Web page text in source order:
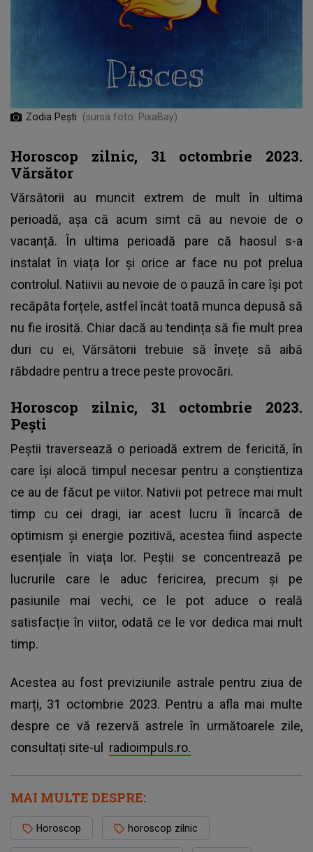
Zodia Pești (sursa foto: PixaBay)
Horoscop zilnic, 31 octombrie 2023.
Vărsător
Vărsătorii au muncit extrem de mult în ultima
perioadă, așa că acum simt că au nevoie de o
vacanță. În ultima perioadă pare că haosul s-a
instalat în viața lor și orice ar face nu pot prelua
controlul. Natiivii au nevoie de o pauză în care își pot
recăpăta forțele, astfel încât toată munca depusă să
nu fie irosită. Chiar dacă au tendința să fie mult prea
duri cu ei, Vărsătorii trebuie să învețe să aibă
răbdadre pentru a trece peste provocări.
Horoscop zilnic, 31 octombrie 2023.
Pești
Peștii traversează o perioadă extrem de fericită, în
care își alocă timpul necesar pentru a conștientiza
ce au de făcut pe viitor. Nativii pot petrece mai mult
timp cu cei dragi, iar acest lucru îi încarcă de
optimism și energie pozitivă, acestea fiind aspecte
esențiale în viața lor. Peștii se concentrează pe
lucrurile care le aduc fericirea, precum și pe
pasiunile mai vechi, ce le pot aduce o reală
satisfacție în viitor, odată ce le vor dedica mai mult
timp.
Acestea au fost previziunile astrale pentru ziua de
marți, 31 octombrie 2023. Pentru a afla mai multe
despre ce vă rezervă astrele în următoarele zile,
consultați site-ul radioimpuls.ro.
MAI MULTE DESPRE:
Horoscop horoscop zilnic